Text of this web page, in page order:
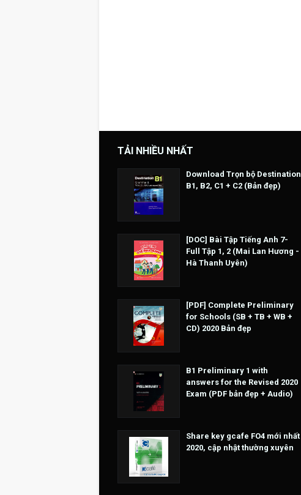
TẢI NHIỀU NHẤT
Download Trọn bộ Destination
B1, B2, C1 + C2 (Bản đẹp)
[DOC] Bài Tập Tiếng Anh 7-
Full Tập 1, 2 (Mai Lan Hương -
Hà Thanh Uyên)
[PDF] Complete Preliminary
for Schools (SB + TB + WB +
CD) 2020 Bản đẹp
B1 Preliminary 1 with
answers for the Revised 2020
Exam (PDF bản đẹp + Audio)
Share key gcafe FO4 mới nhất
2020, cập nhật thường xuyên